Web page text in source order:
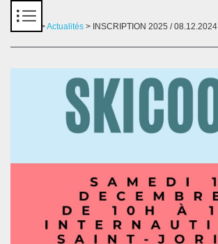
>Actualités > INSCRIPTION 2025 / 08.12.2024